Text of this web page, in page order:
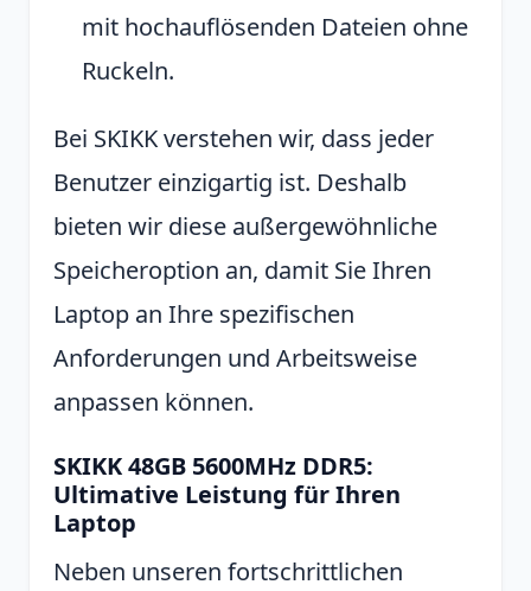
mit hochauflösenden Dateien ohne
Ruckeln.
Bei SKIKK verstehen wir, dass jeder
Benutzer einzigartig ist. Deshalb
bieten wir diese außergewöhnliche
Speicheroption an, damit Sie Ihren
Laptop an Ihre spezifischen
Anforderungen und Arbeitsweise
anpassen können.
SKIKK 48GB 5600MHz DDR5:
Ultimative Leistung für Ihren
Laptop
Neben unseren fortschrittlichen